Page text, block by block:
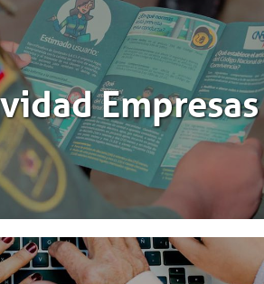
Empresas